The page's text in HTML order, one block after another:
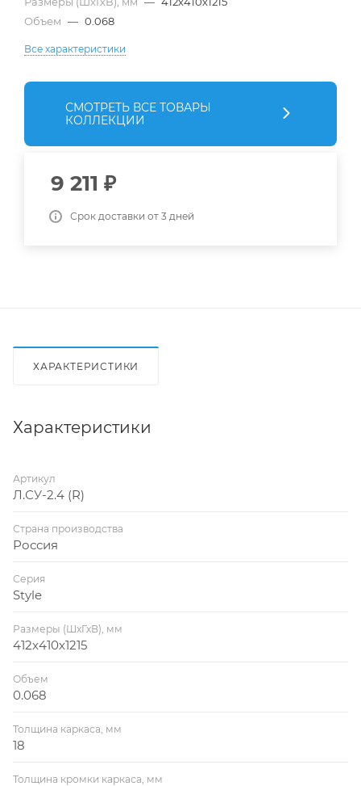
Объем — 0.068
Все характеристики
СМОТРЕТЬ ВСЕ ТОВАРЫ
КОЛЛЕКЦИИ
9 211 ₽
Срок доставки от 3 дней
ХАРАКТЕРИСТИКИ
Характеристики
Артикул
Л.СУ-2.4 (R)
Страна производства
Россия
Серия
Style
Размеры (ШхГхВ), мм
412х410х1215
Объем
0.068
Толщина каркаса, мм
18
Толщина кромки каркаса, мм